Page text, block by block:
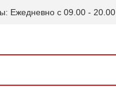
Ежедневно с 09.00 - 20.00